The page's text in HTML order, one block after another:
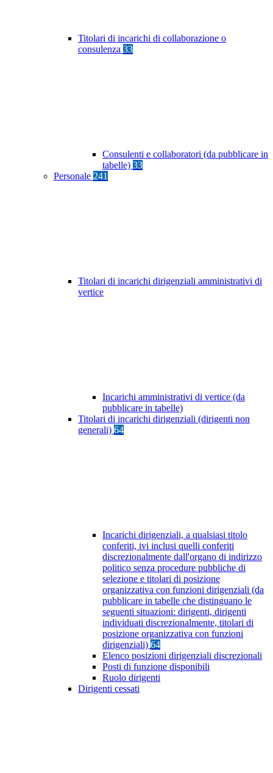
Titolari di incarichi di collaborazione o
consulenza 33
Consulenti e collaboratori (da pubblicare in
tabelle) 33
Personale 241
Titolari di incarichi dirigenziali amministrativi di
vertice
Incarichi amministrativi di vertice (da
pubblicare in tabelle)
Titolari di incarichi dirigenziali (dirigenti non
generali) 64
Incarichi dirigenziali, a qualsiasi titolo
conferiti, ivi inclusi quelli conferiti
discrezionalmente dall'organo di indirizzo
politico senza procedure pubbliche di
selezione e titolari di posizione
organizzativa con funzioni dirigenziali (da
pubblicare in tabelle che distinguano le
seguenti situazioni: dirigenti, dirigenti
individuati discrezionalmente, titolari di
posizione organizzativa con funzioni
dirigenziali) 64
Elenco posizioni dirigenziali discrezionali
Posti di funzione disponibili
Ruolo dirigenti
Dirigenti cessati